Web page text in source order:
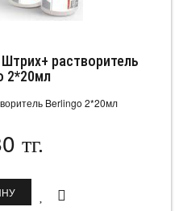
растворитель
2*20мл
Berlingo 2*20мл
тг.